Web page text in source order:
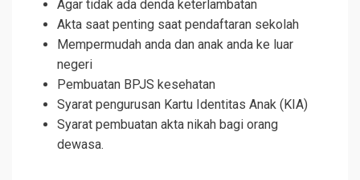
Agar tidak ada denda keterlambatan
Akta saat penting saat pendaftaran sekolah
Mempermudah anda dan anak anda ke luar
negeri
Pembuatan BPJS kesehatan
Syarat pengurusan Kartu Identitas Anak (KIA)
Syarat pembuatan akta nikah bagi orang
dewasa.